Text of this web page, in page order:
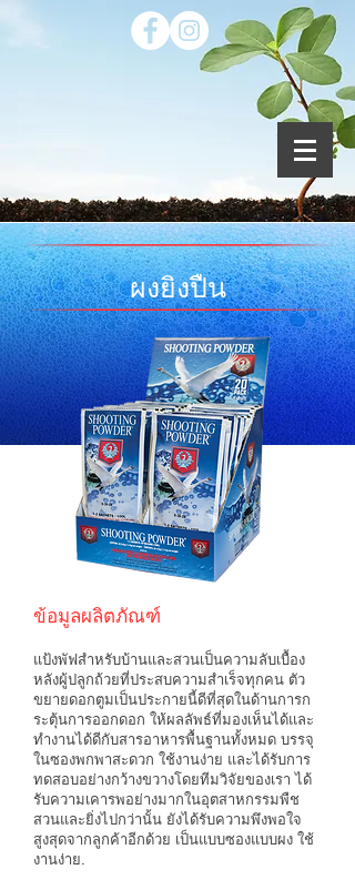
ผงยิงปืน
ข้อมูลผลิตภัณฑ์
แป้งพัฟสำหรับบ้านและสวนเป็นความลับเบื้อง
หลังผู้ปลูกถ้วยที่ประสบความสำเร็จทุกคน ตัว
ขยายดอกตูมเป็นประกายนี้ดีที่สุดในด้านการก
ระตุ้นการออกดอก ให้ผลลัพธ์ที่มองเห็นได้และ
ทำงานได้ดีกับสารอาหารพื้นฐานทั้งหมด บรรจุ
ในซองพกพาสะดวก ใช้งานง่าย และได้รับการ
ทดสอบอย่างกว้างขวางโดยทีมวิจัยของเรา ได้
รับความเคารพอย่างมากในอุตสาหกรรมพืช
สวนและยิ่งไปกว่านั้น ยังได้รับความพึงพอใจ
สูงสุดจากลูกค้าอีกด้วย เป็นแบบซองแบบผง ใช้
งานง่าย.